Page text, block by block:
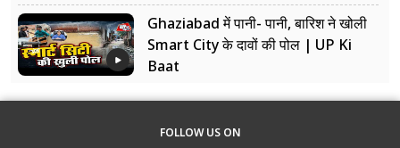
Ghaziabad में पानी- पानी, बारिश ने खोली
Smart City के दावों की पोल | UP Ki
Baat
FOLLOW US ON